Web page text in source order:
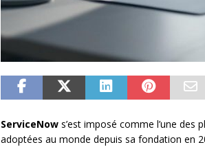
ServiceNow s’est imposé comme l’une des
adoptées au monde depuis sa fondation en